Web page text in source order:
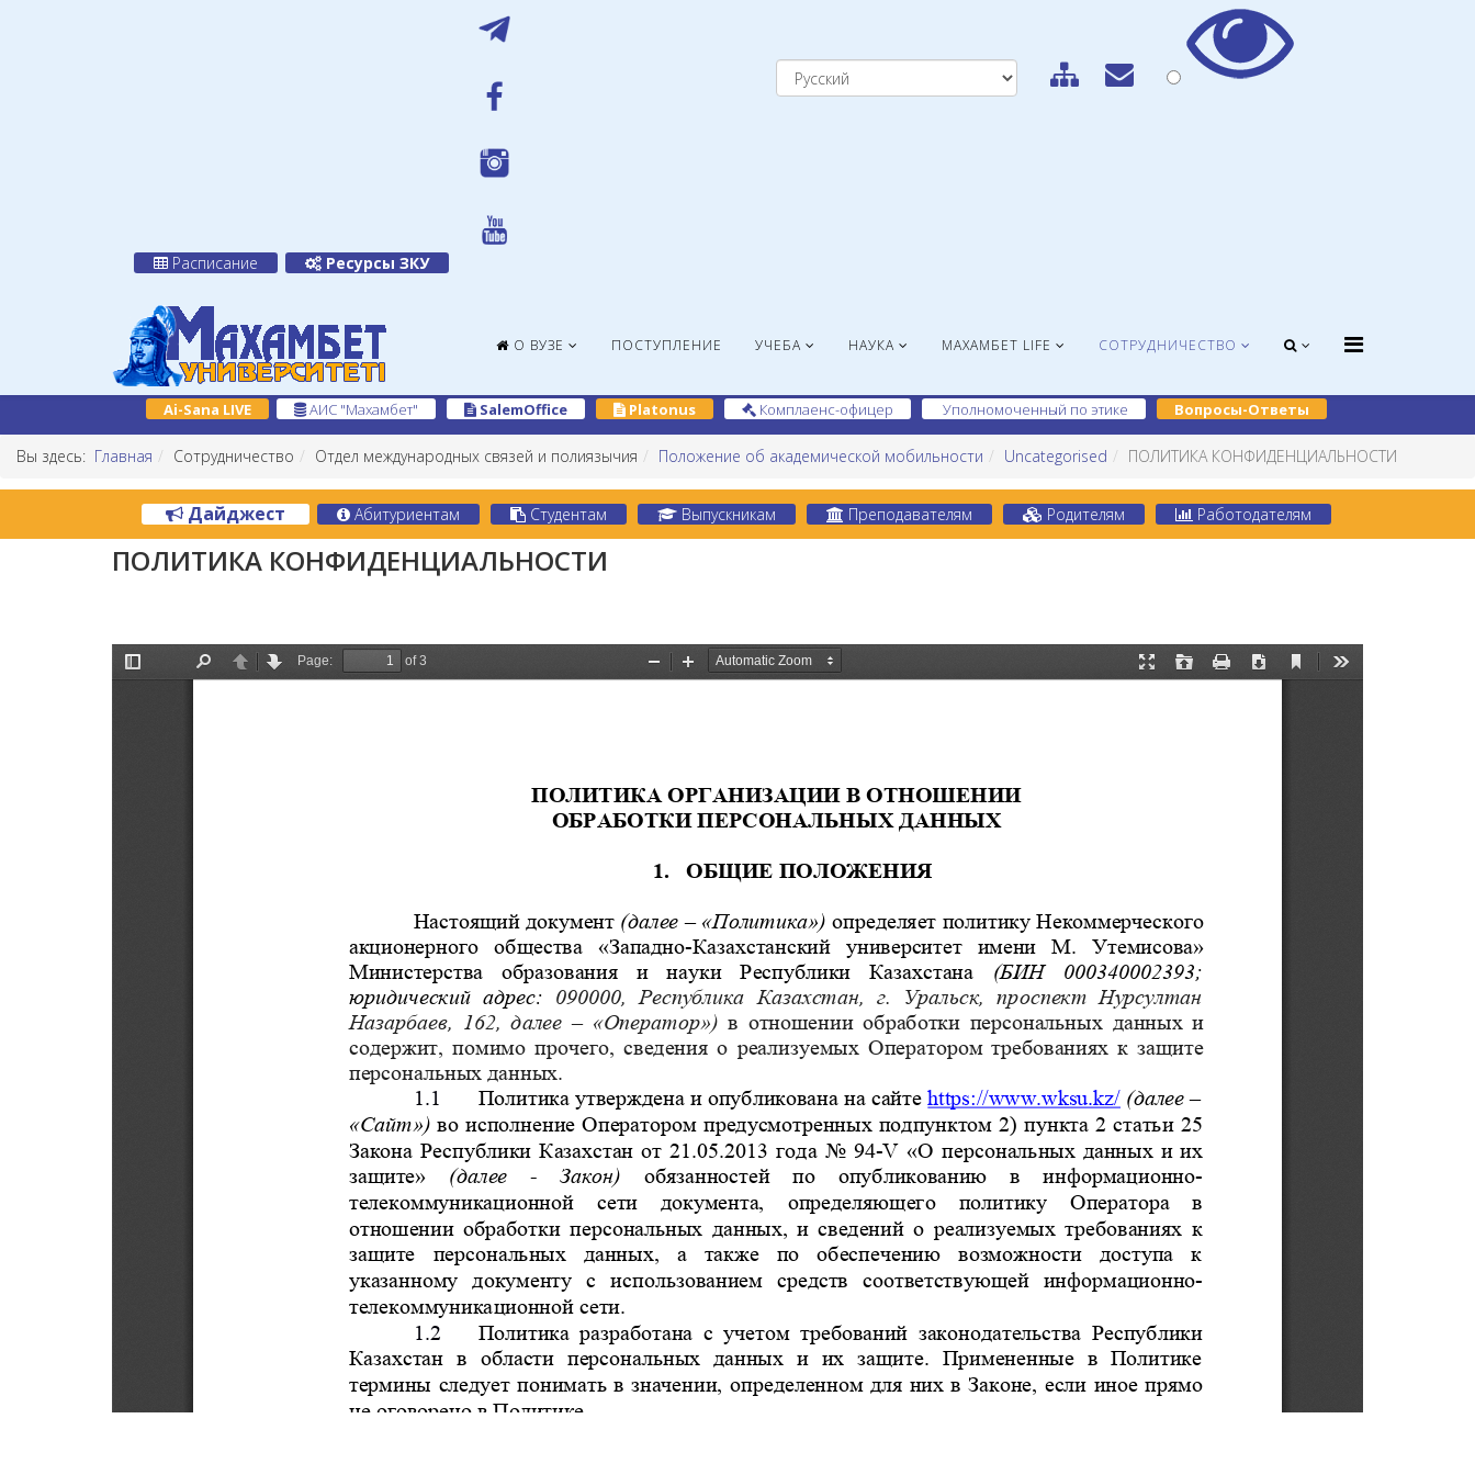
Расписание Ресурсы ЗКУ
О ВУЗЕ ПОСТУПЛЕНИЕ УЧЕБА НАУКА МАХАМБЕТ LIFE СОТРУДНИЧЕСТВО
Ai-Sana LIVE АИС "Махамбет" SalemOffice Platonus Комплаенс-офицер Уполномоченный по этике Вопросы-Ответы
Вы здесь: Главная Сотрудничество Отдел международных связей и полиязычия Положение об академической мобильности Uncategorised ПОЛИТИКА КОНФИДЕНЦИАЛЬНОСТИ
Дайджест Абитуриентам Студентам Выпускникам Преподавателям Родителям Работодателям
ПОЛИТИКА КОНФИДЕНЦИАЛЬНОСТИ